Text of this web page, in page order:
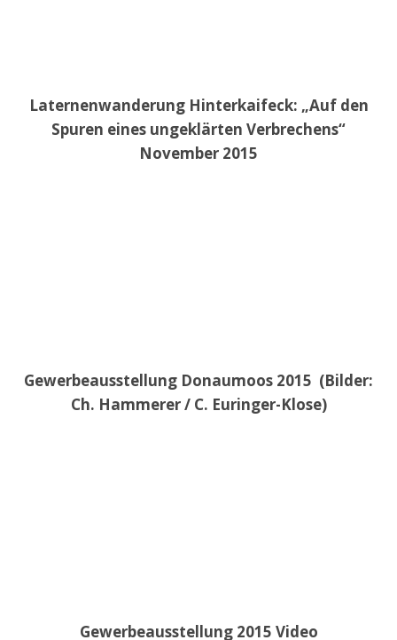
Laternenwanderung Hinterkaifeck: „Auf den
Spuren eines ungeklärten Verbrechens“
November 2015
Gewerbeausstellung Donaumoos 2015 (Bilder:
Ch. Hammerer / C. Euringer-Klose)
Gewerbeausstellung 2015 Video